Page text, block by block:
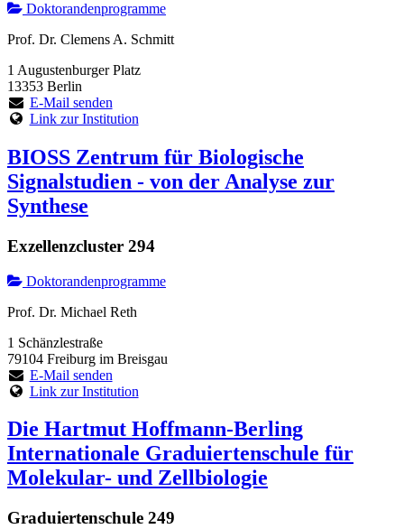
Doktorandenprogramme
Prof. Dr. Clemens A. Schmitt
1 Augustenburger Platz
13353 Berlin
E-Mail senden
Link zur Institution
BIOSS Zentrum für Biologische
Signalstudien - von der Analyse zur
Synthese
Exzellenzcluster 294
Doktorandenprogramme
Prof. Dr. Michael Reth
1 Schänzlestraße
79104 Freiburg im Breisgau
E-Mail senden
Link zur Institution
Die Hartmut Hoffmann-Berling
Internationale Graduiertenschule für
Molekular- und Zellbiologie
Graduiertenschule 249